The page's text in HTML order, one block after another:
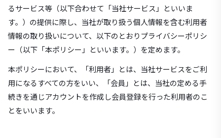
るサービス等（以下合わせて「当社サービス」といいま
す。）の提供に際し、当社が取り扱う個人情報を含む利用者
情報の取り扱いについて、以下のとおりプライバシーポリシ
ー（以下「本ポリシー」といいます。）を定めます。
本ポリシーにおいて、「利用者」とは、当社サービスをご利
用になるすべての方をいい、「会員」とは、当社の定める手
続きを通じアカウントを作成し会員登録を行った利用者のこ
とをいいます。